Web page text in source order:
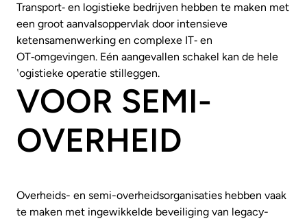
Transport‑ en logistieke bedrijven hebben te maken met
een groot aanvalsoppervlak door intensieve
ketensamenwerking en complexe IT‑ en
OT‑omgevingen. Eén aangevallen schakel kan de hele
logistieke operatie stilleggen.
VOOR SEMI-
OVERHEID
Overheids- en semi-overheidsorganisaties hebben vaak
te maken met ingewikkelde beveiliging van legacy-